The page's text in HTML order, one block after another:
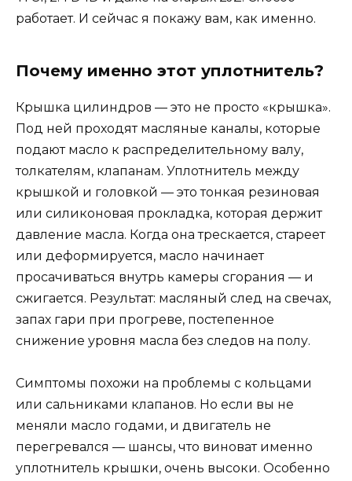
работает. И сейчас я покажу вам, как именно.
Почему именно этот уплотнитель?
Крышка цилиндров — это не просто «крышка».
Под ней проходят масляные каналы, которые
подают масло к распределительному валу,
толкателям, клапанам. Уплотнитель между
крышкой и головкой — это тонкая резиновая
или силиконовая прокладка, которая держит
давление масла. Когда она трескается, стареет
или деформируется, масло начинает
просачиваться внутрь камеры сгорания — и
сжигается. Результат: масляный след на свечах,
запах гари при прогреве, постепенное
снижение уровня масла без следов на полу.
Симптомы похожи на проблемы с кольцами
или сальниками клапанов. Но если вы не
меняли масло годами, и двигатель не
перегревался — шансы, что виноват именно
уплотнитель крышки, очень высоки. Особенно